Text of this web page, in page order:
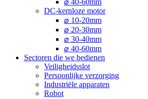
⌀ 40-60mm
DC-kernloze motor
⌀ 10-20mm
⌀ 20-30mm
⌀ 30-40mm
⌀ 40-60mm
Sectoren die we bedienen
Veiligheidsslot
Persoonlijke verzorging
Industriële apparaten
Robot